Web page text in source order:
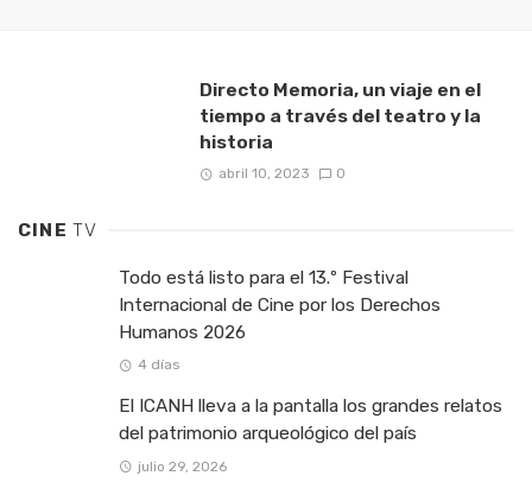
Directo Memoria, un viaje en el
tiempo a través del teatro y la
historia
abril 10, 2023 0
CINETV
Todo está listo para el 13.º Festival
Internacional de Cine por los Derechos
Humanos 2026
4 días
El ICANH lleva a la pantalla los grandes relatos
del patrimonio arqueológico del país
julio 29, 2026